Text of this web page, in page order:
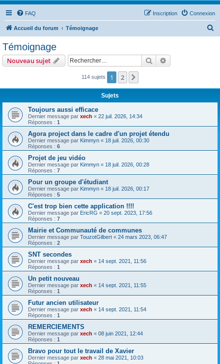
FAQ Connexion
Inscription
Accueil du forum Témoignage
Témoignage
Nouveau sujet Rechercher
114 sujets 1 2
Sujets
Toujours aussi efficace
Dernier message par xech « 22 juil. 2026, 14:34
Réponses : 1
Agora project dans le cadre d'un projet étendu
Dernier message par Kimmyn « 18 juil. 2026, 00:30
Réponses : 6
Projet de jeu vidéo
Dernier message par Kimmyn « 18 juil. 2026, 00:28
Réponses : 7
Pour un groupe d'étudiant
Dernier message par Kimmyn « 18 juil. 2026, 00:17
Réponses : 5
C'est trop bien cette application !!!!
Dernier message par EricRG « 20 sept. 2023, 17:56
Réponses : 7
Mairie et Communauté de communes
Dernier message par TouzotGilbert « 24 mars 2023, 06:47
Réponses : 2
SNT secondes
Dernier message par xech « 14 sept. 2021, 11:56
Réponses : 1
Un petit nouveau
Dernier message par xech « 14 sept. 2021, 11:55
Réponses : 1
Futur ancien utilisateur
Dernier message par xech « 14 sept. 2021, 11:54
Réponses : 1
REMERCIEMENTS
Dernier message par xech « 08 juin 2021, 12:44
Réponses : 1
Bravo pour tout le travail de Xavier
Dernier message par xech « 28 mai 2021, 10:03